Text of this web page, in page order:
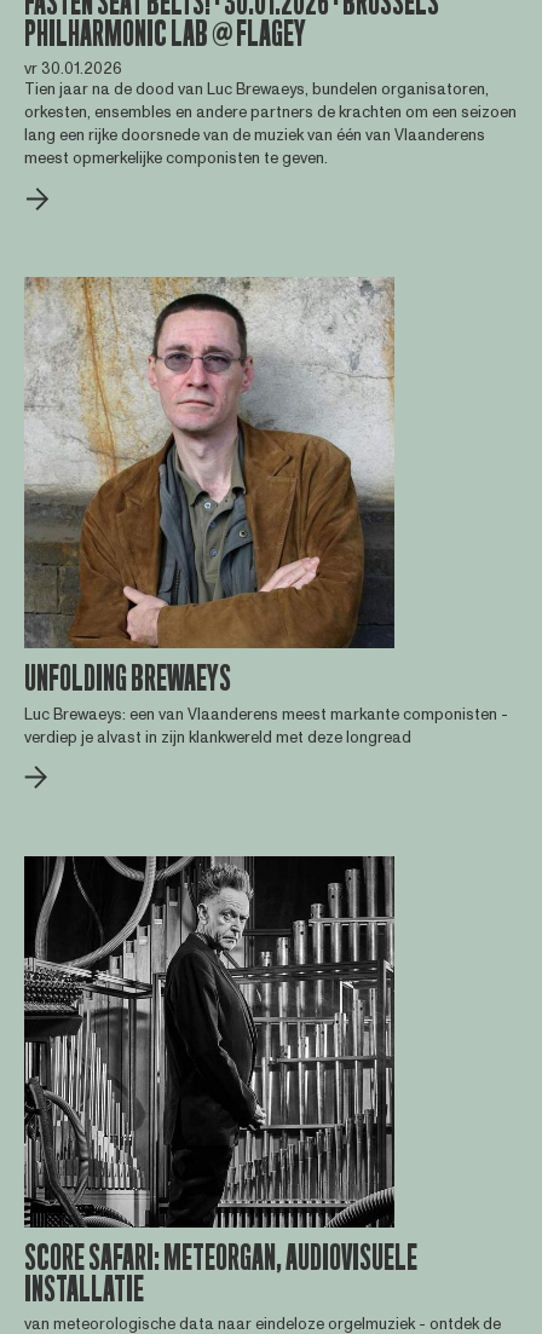
PHILHARMONIC LAB @ FLAGEY
vr 30.01.2026
Tien jaar na de dood van Luc Brewaeys, bundelen organisatoren,
orkesten, ensembles en andere partners de krachten om een seizoen
lang een rijke doorsnede van de muziek van één van Vlaanderens
meest opmerkelijke componisten te geven.
UNFOLDING BREWAEYS
Luc Brewaeys: een van Vlaanderens meest markante componisten -
verdiep je alvast in zijn klankwereld met deze longread
SCORE SAFARI: METEORGAN, AUDIOVISUELE
INSTALLATIE
van meteorologische data naar eindeloze orgelmuziek - ontdek de